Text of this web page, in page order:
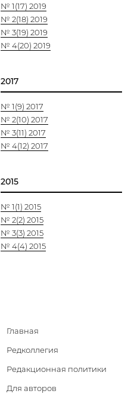
№ 1(17) 2019
№ 2(18) 2019
№ 3(19) 2019
№ 4(20) 2019
2017
№ 1(9) 2017
№ 2(10) 2017
№ 3(11) 2017
№ 4(12) 2017
2015
№ 1(1) 2015
№ 2(2) 2015
№ 3(3) 2015
№ 4(4) 2015
Главная
Редколлегия
Редакционная политики
Для авторов